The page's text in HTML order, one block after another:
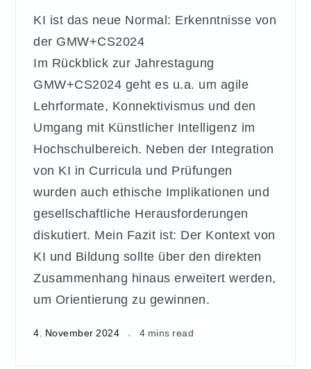
KI ist das neue Normal: Erkenntnisse von
der GMW+CS2024
Im Rückblick zur Jahrestagung
GMW+CS2024 geht es u.a. um agile
Lehrformate, Konnektivismus und den
Umgang mit Künstlicher Intelligenz im
Hochschulbereich. Neben der Integration
von KI in Curricula und Prüfungen
wurden auch ethische Implikationen und
gesellschaftliche Herausforderungen
diskutiert. Mein Fazit ist: Der Kontext von
KI und Bildung sollte über den direkten
Zusammenhang hinaus erweitert werden,
um Orientierung zu gewinnen.
4. November 2024 4 mins read